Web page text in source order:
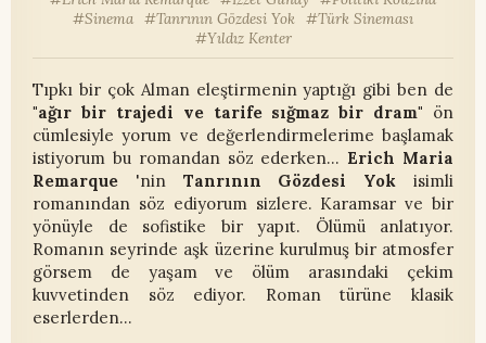
Sinema
Tanrının Gözdesi Yok
Türk Sineması
Yıldız Kenter
Tıpkı bir çok Alman eleştirmenin yaptığı gibi ben de
"ağır bir trajedi ve tarife sığmaz bir dram" ön
cümlesiyle yorum ve değerlendirmelerime başlamak
istiyorum bu romandan söz ederken... Erich Maria
Remarque 'nin Tanrının Gözdesi Yok isimli
romanından söz ediyorum sizlere. Karamsar ve bir
yönüyle de sofistike bir yapıt. Ölümü anlatıyor.
Romanın seyrinde aşk üzerine kurulmuş bir atmosfer
görsem de yaşam ve ölüm arasındaki çekim
kuvvetinden söz ediyor. Roman türüne klasik
eserlerden…